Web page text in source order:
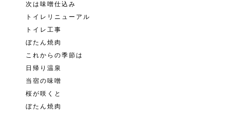
次は味噌仕込み
トイレリニューアル
トイレ工事
ぼたん焼肉
これからの季節は
日帰り温泉
当宿の味噌
桜が咲くと
ぼたん焼肉